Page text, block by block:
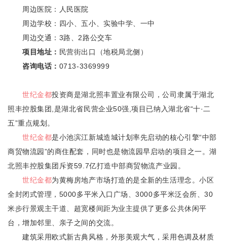
周边医院：人民医院
周边学校：四小、五小、实验中学、一中
周边交通：3路、2路公交车
项目地址： 民营街出口（地税局北侧）
咨询电话： 0713-3369999
世纪金都投资商是湖北照丰置业有限公司，公司隶属于湖北
照丰控股集团,是湖北省民营企业50强,项目已纳入湖北省“十·二
五”重点规划。
世纪金都是小池滨江新城造城计划率先启动的核心引擎“中部
商贸物流园”的商住配套，同时也是物流园早启动的项目之一。湖
北照丰控股集团斥资59.7亿打造中部商贸物流产业园。
世纪金都为黄梅房地产市场打造的是全新的生活理念。小区
全封闭式管理，5000多平米入口广场、3000多平米泛会所、30
米步行景观主干道、超宽楼间距为业主提供了更多公共休闲平
台，增加邻里、亲子之间的交流。
建筑采用欧式新古典风格，外形美观大气，采用色调及材质